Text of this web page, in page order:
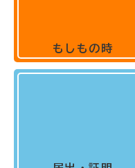
もしもの時